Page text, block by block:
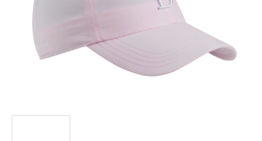
hvězdiček.